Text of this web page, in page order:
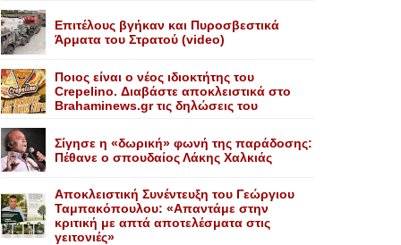
Επιτέλους βγήκαν και Πυροσβεστικά
Άρματα του Στρατού (video)
Ποιος είναι ο νέος ιδιοκτήτης του
Crepelino. Διαβάστε αποκλειστικά στο
Brahaminews.gr τις δηλώσεις του
Σίγησε η «δωρική» φωνή της παράδοσης:
Πέθανε o σπουδαίος Λάκης Xαλκιάς
Αποκλειστική Συνέντευξη του Γεώργιου
Ταμπακόπουλου: «Απαντάμε στην
κριτική με απτά αποτελέσματα στις
γειτονιές»